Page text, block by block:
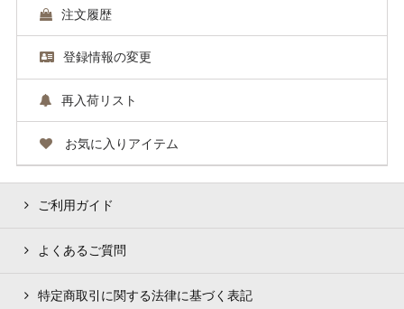
注文履歴
登録情報の変更
再入荷リスト
お気に入りアイテム
ご利用ガイド
よくあるご質問
特定商取引に関する法律に基づく表記